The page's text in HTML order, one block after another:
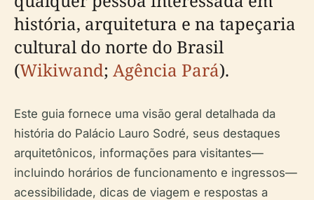
história, arquitetura e na tapeçaria
cultural do norte do Brasil
(Wikiwand; Agência Pará).
Este guia fornece uma visão geral detalhada da
história do Palácio Lauro Sodré, seus destaques
arquitetônicos, informações para visitantes—
incluindo horários de funcionamento e ingressos—
acessibilidade, dicas de viagem e respostas a